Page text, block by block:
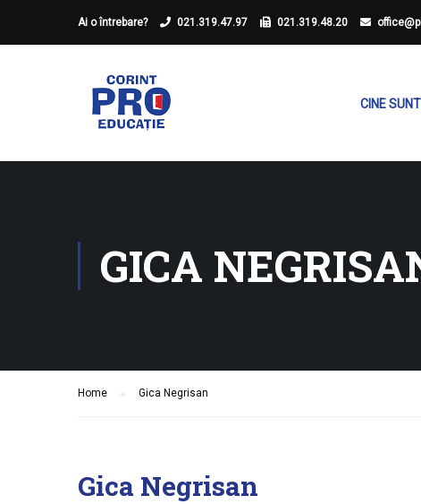
Ai o întrebare? 021.319.47.97 021.319.48.20
CINE
GICA
Home Gica Negrisan
Gica Negrisan